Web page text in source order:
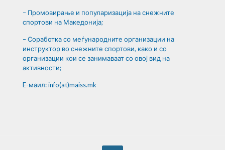
– Промовирање и популаризација на снежните
спортови на Македонија;
– Соработка со меѓународните организации на
инструктор во снежните спортови, како и со
организации кои се занимаваат со овој вид на
активности;
E-маил: info(at)maiss.mk